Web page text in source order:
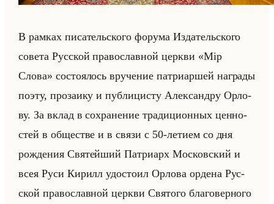
В рам­ках пи­са­тельско­го фо­ру­ма Из­да­тельско­го
со­ве­та Рус­ской пра­во­слав­ной церк­ви «Мiр
Слова» со­сто­ялось вру­че­ние пат­ри­ар­шей на­гра­ды
поэту, про­за­ику и пуб­ли­ци­сту Алек­сан­дру Ор­ло­
ву. За вклад в со­хра­не­ние тра­ди­ци­он­ных цен­но­
стей в об­ще­стве и в связи с 50-ле­ти­ем со дня
рож­де­ния Свя­тейший Пат­ри­арх Мос­ков­ский и
всея Руси Ки­рилл удо­сто­ил Ор­ло­ва ор­де­на Рус­
ской пра­во­слав­ной церк­ви Свя­то­го бла­го­вер­но­го